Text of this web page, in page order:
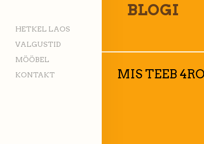
HETKEL LAOS
VALGUSTID
MÖÖBEL
KONTAKT
BLOGI
MIS TEEB